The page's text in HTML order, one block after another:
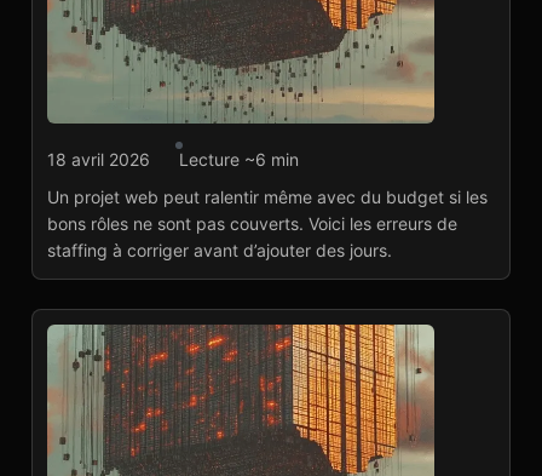
Développement web
qui ralentissent plus
qu’un manque de
budget
Lire l'article→
18 avril 2026
Lecture ~6 min
Un projet web peut ralentir même avec du budget si les
bons rôles ne sont pas couverts. Voici les erreurs de
staffing à corriger avant d’ajouter des jours.